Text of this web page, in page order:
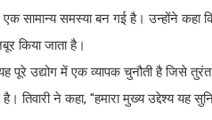
सामान्य समस्या बन गई है। उन्होंने
किया जाता है।
पूरे उद्योग में एक व्यापक चुनौती है जिसे
तिवारी ने कहा, "हमारा मुख्य उद्देश्य यह